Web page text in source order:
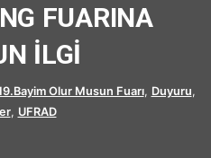
FUARINA
İLGİ
Olur Musun Fuarı, Duyuru,
, UFRAD